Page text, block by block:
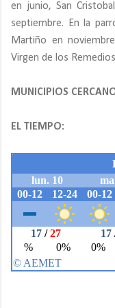
en junio, San
septiembre. En la
Martiño en
Virgen de los
MUNICIPIOS
EL TIEMPO: